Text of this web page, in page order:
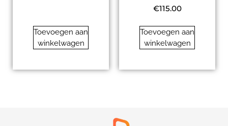
Toevoegen aan
winkelwagen
€115.00
Toevoegen aan
winkelwagen